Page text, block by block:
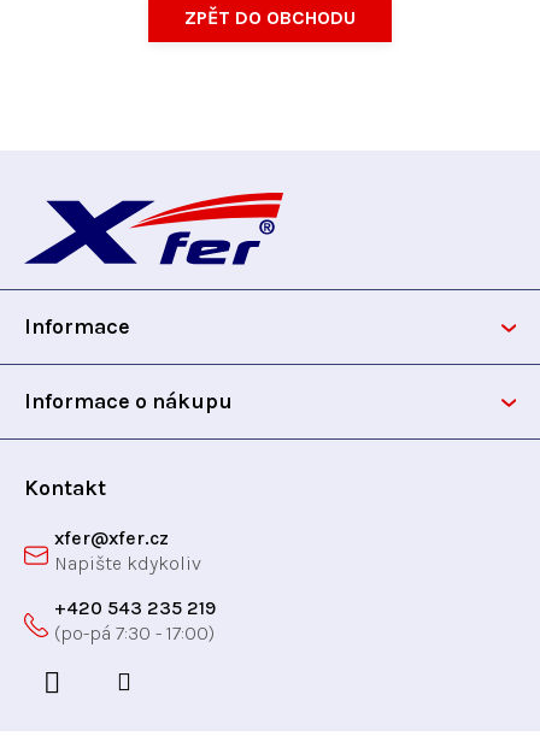
ZPĚT DO OBCHODU
p
Informace
Informace o nákupu
Kontakt
xfer@xfer.cz
+420 543 235 219